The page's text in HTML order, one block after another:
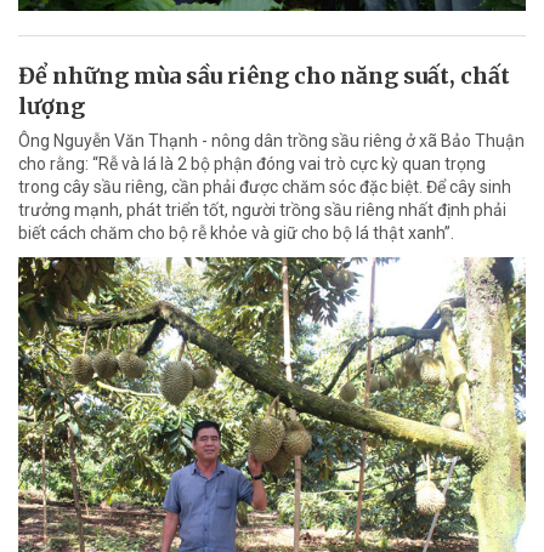
Để những mùa sầu riêng cho năng suất, chất
lượng
Ông Nguyễn Văn Thạnh - nông dân trồng sầu riêng ở xã Bảo Thuận
cho rằng: “Rễ và lá là 2 bộ phận đóng vai trò cực kỳ quan trọng
trong cây sầu riêng, cần phải được chăm sóc đặc biệt. Để cây sinh
trưởng mạnh, phát triển tốt, người trồng sầu riêng nhất định phải
biết cách chăm cho bộ rễ khỏe và giữ cho bộ lá thật xanh”.